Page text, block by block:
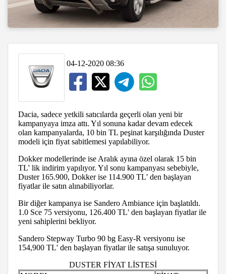
04-12-2020 08:36
Dacia, sadece yetkili satıcılarda geçerli olan yeni bir
kampanyaya imza attı. Yıl sonuna kadar devam edecek
olan kampanyalarda, 10 bin TL peşinat karşılığında Duster
modeli için fiyat sabitlemesi yapılabiliyor.
Dokker modellerinde ise Aralık ayına özel olarak 15 bin
TL' lik indirim yapılıyor. Yıl sonu kampanyası sebebiyle,
Duster 165.900, Dokker ise 114.900 TL' den başlayan
fiyatlar ile satın alınabiliyorlar.
Bir diğer kampanya ise Sandero Ambiance için başlatıldı.
1.0 Sce 75 versiyonu, 126.400 TL' den başlayan fiyatlar ile
yeni sahiplerini bekliyor.
Sandero Stepway Turbo 90 bg Easy-R versiyonu ise
154,900 TL' den başlayan fiyatlar ile satışa sunuluyor.
DUSTER FİYAT LİSTESİ